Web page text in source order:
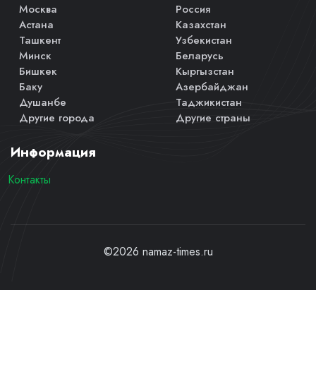
Москва
Астана
Ташкент
Минск
Бишкек
Баку
Душанбе
Другие города
Россия
Казахстан
Узбекистан
Беларусь
Кыргызстан
Азербайджан
Таджикистан
Другие страны
Информация
Контакты
©2026 namaz-times.ru